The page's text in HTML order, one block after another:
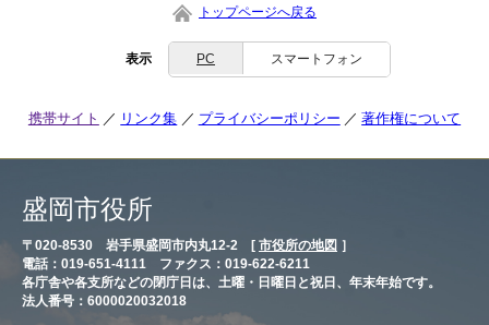
トップページへ戻る
表示 PC スマートフォン
携帯サイト リンク集 プライバシーポリシー 著作権について
盛岡市役所
〒020-8530 岩手県盛岡市内丸12-2 [ 市役所の地図 ］
電話：019-651-4111 ファクス：019-622-6211
各庁舎や各支所などの閉庁日は、土曜・日曜日と祝日、年末年始です。
法人番号：6000020032018